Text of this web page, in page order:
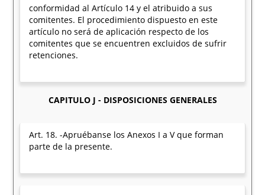
conformidad al Artículo 14 y el atribuido a sus
comitentes. El procedimiento dispuesto en este
artículo no será de aplicación respecto de los
comitentes que se encuentren excluidos de sufrir
retenciones.
CAPITULO J - DISPOSICIONES GENERALES
Art. 18. -Apruébanse los Anexos I a V que forman
parte de la presente.